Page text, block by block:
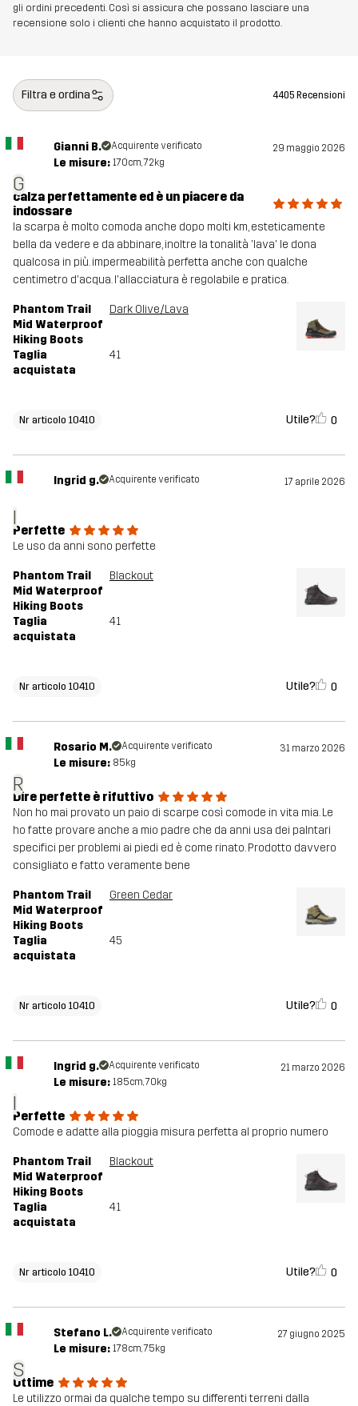
gli ordini precedenti. Così si assicura che possano lasciare una
recensione solo i clienti che hanno acquistato il prodotto.
Filtra e ordina 4405 Recensioni
G
Gianni B. Acquirente verificato 29 maggio 2026
Le misure: 170cm, 72kg
calza perfettamente ed è un piacere da
indossare
la scarpa è molto comoda anche dopo molti km, esteticamente
bella da vedere e da abbinare, inoltre la tonalità 'lava' le dona
qualcosa in più. impermeabilità perfetta anche con qualche
centimetro d'acqua. l'allacciatura è regolabile e pratica.
Phantom Trail
Mid Waterproof
Hiking Boots
Dark Olive/Lava
Taglia
acquistata
41
Nr articolo 10410 Utile? 0
I
Ingrid g. Acquirente verificato 17 aprile 2026
Perfette
Le uso da anni sono perfette
Phantom Trail
Mid Waterproof
Hiking Boots
Blackout
Taglia
acquistata
41
Nr articolo 10410 Utile? 0
R
Rosario M. Acquirente verificato 31 marzo 2026
Le misure: 85kg
Dire perfette è rifuttivo
Non ho mai provato un paio di scarpe così comode in vita mia. Le
ho fatte provare anche a mio padre che da anni usa dei palntari
specifici per problemi ai piedi ed è come rinato. Prodotto davvero
consigliato e fatto veramente bene
Phantom Trail
Mid Waterproof
Hiking Boots
Green Cedar
Taglia
acquistata
45
Nr articolo 10410 Utile? 0
I
Ingrid g. Acquirente verificato 21 marzo 2026
Le misure: 185cm, 70kg
Perfette
Comode e adatte alla pioggia misura perfetta al proprio numero
Phantom Trail
Mid Waterproof
Hiking Boots
Blackout
Taglia
acquistata
41
Nr articolo 10410 Utile? 0
S
Stefano L. Acquirente verificato 27 giugno 2025
Le misure: 178cm, 75kg
Ottime
Le utilizzo ormai da qualche tempo su differenti terreni dalla